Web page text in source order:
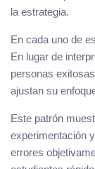
la estrategia.
En cada uno de
En lugar de
personas
ajustan su
Este patrón
experimentación
errores